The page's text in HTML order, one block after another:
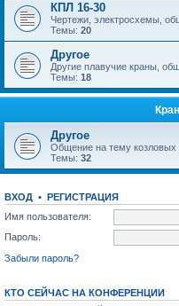
КПЛ 16-30
Чертежи, электросхемы,
Темы: 20
Другое
Другие плавучие краны,
Темы: 18
Другое
Общение на тему козловых
Темы: 32
ВХОД • РЕГИСТРАЦИЯ
Имя пользователя:
Пароль:
Забыли пароль?
КТО СЕЙЧАС НА КОНФЕРЕНЦИИ